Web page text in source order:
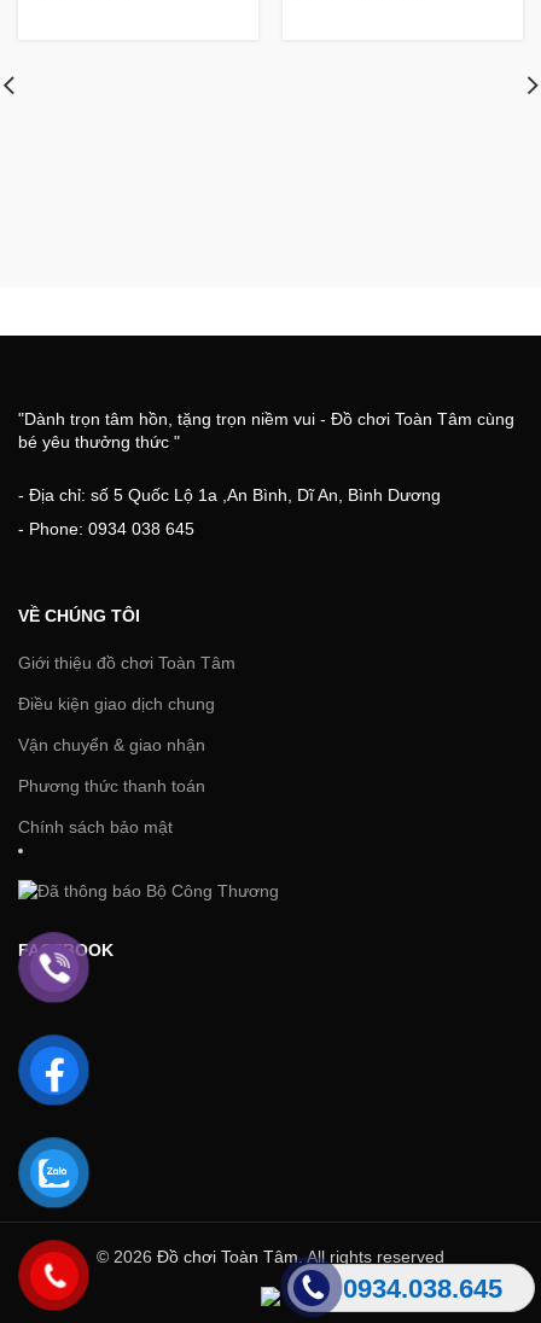
0934.038.645
"Dành trọn tâm hồn, tặng trọn niềm vui - Đồ chơi Toàn Tâm cùng
bé yêu thưởng thức "
- Địa chỉ: số 5 Quốc Lộ 1a ,An Bình, Dĩ An, Bình Dương
- Phone: 0934 038 645
VỀ CHÚNG TÔI
Giới thiệu đồ chơi Toàn Tâm
Điều kiện giao dịch chung
Vận chuyển & giao nhận
Phương thức thanh toán
Chính sách bảo mật
FACEBOOK
© 2026 Đồ chơi Toàn Tâm. All rights reserved